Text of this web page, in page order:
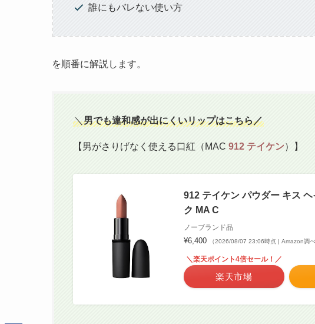
誰にもバレない使い方
を順番に解説します。
＼男でも違和感が出にくいリップはこちら／
【男がさりげなく使える口紅（MAC 912 テイケン）】
912 テイケン パウダー キス
ク MA C
ノーブランド品
¥6,400 （2026/08/07 23:06時点 | Amazon調べ
＼楽天ポイント4倍セール！／
楽天市場